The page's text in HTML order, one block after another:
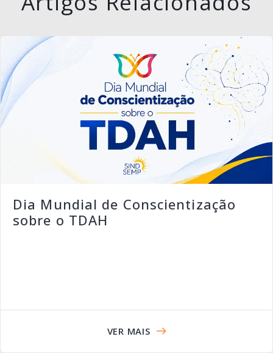
Dia Mundial de Conscientização
sobre o TDAH
VER MAIS